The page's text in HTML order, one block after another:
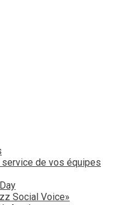
service de vos équipes
Social Voice»